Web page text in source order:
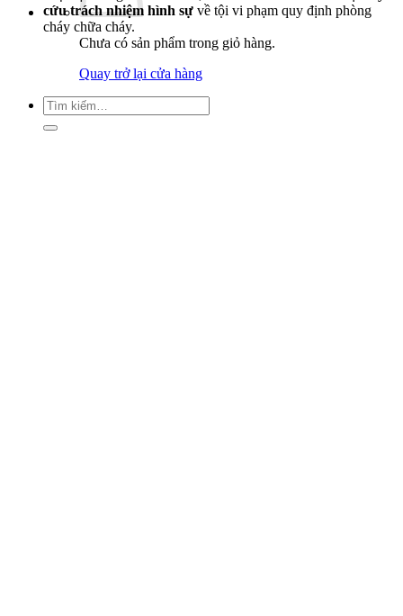
Chưa có sản phẩm trong giỏ hàng.
Quay trở lại cửa hàng
Tìm
kiếm:
cứu trách nhiệm hình sự về tội vi phạm quy định phòng
cháy chữa cháy.